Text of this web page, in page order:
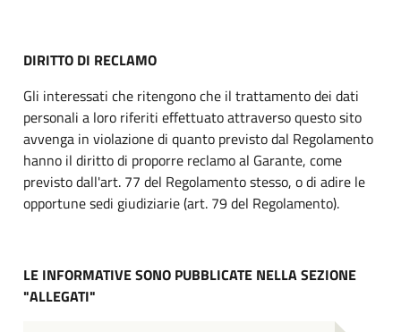
DIRITTO DI RECLAMO
Gli interessati che ritengono che il trattamento dei dati
personali a loro riferiti effettuato attraverso questo sito
avvenga in violazione di quanto previsto dal Regolamento
hanno il diritto di proporre reclamo al Garante, come
previsto dall'art. 77 del Regolamento stesso, o di adire le
opportune sedi giudiziarie (art. 79 del Regolamento).
LE INFORMATIVE SONO PUBBLICATE NELLA SEZIONE
"ALLEGATI"